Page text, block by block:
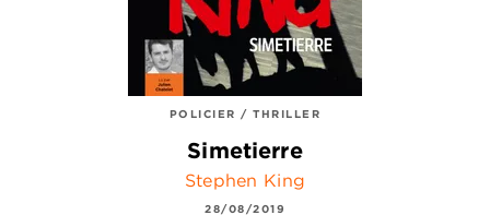
POLICIER / THRILLER
Simetierre
Stephen King
28/08/2019